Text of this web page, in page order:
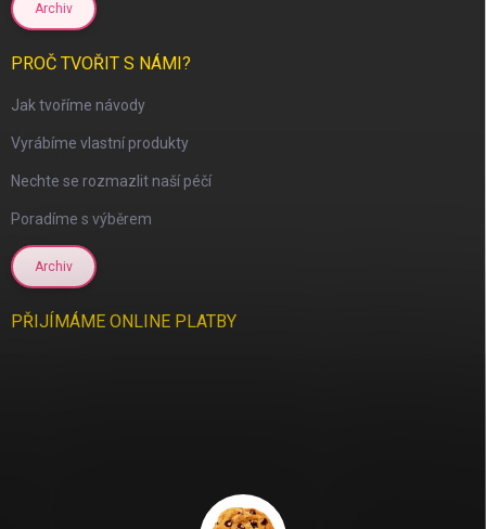
Archiv
PROČ TVOŘIT S NÁMI?
Jak tvoříme návody
Vyrábíme vlastní produkty
Nechte se rozmazlit naší péčí
Poradíme s výběrem
Archiv
PŘIJÍMÁME ONLINE PLATBY